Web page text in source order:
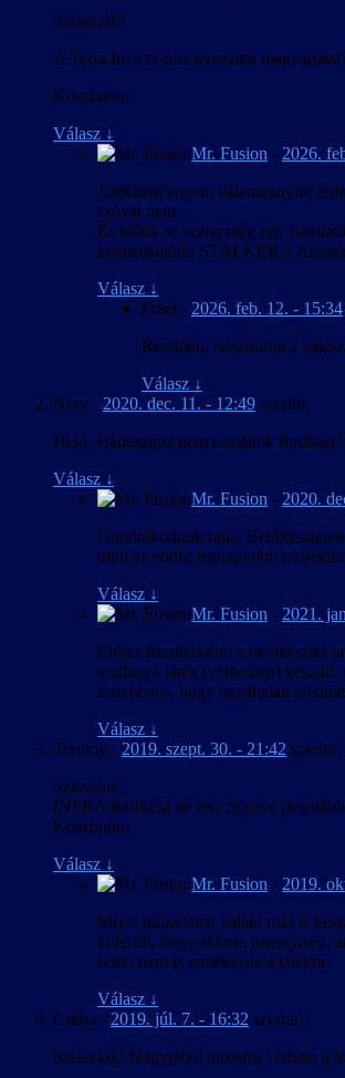
Sziasztok!
A Terra Invicta-hoz terveztek
Köszönöm.
Válasz ↓
Mr. Fusion - 2026.
Játékként engem valamennyire
szóval nem.
És időnk se volna még egy
közbeékelődő STALKER 2
Válasz ↓
Freel - 2026. feb. 12. - 15:34
Rendben, köszönöm a
Válasz ↓
Nixy - 2020. dec. 11. - 12:49 szerint:
Heló. Hádészhoz nem csináltok fordítást?
Válasz ↓
Mr. Fusion - 2020.
Gondolkodunk rajta.
mint az eddig legnagyobb
Válasz ↓
Mr. Fusion - 2021.
Ehhez frissítésként: a betűkészlet-
amiben a játék (vélhetően)
sem biztos, hogy egyáltalán
Válasz ↓
Tommy - 2019. szept. 30. - 21:42 szerint:
Sziasztok,
INFRA fordítása be lesz fejezve
Köszönöm
Válasz ↓
Mr. Fusion - 2019.
Mivel időközben valaki más is
kiderült, hogy akkora mennyiség,
senki nem is emlékezne a játékra.
Válasz ↓
Csaba - 2019. júl. 7. - 16:32 szerint:
Sziasztok! Nagyjából mikorra várható a